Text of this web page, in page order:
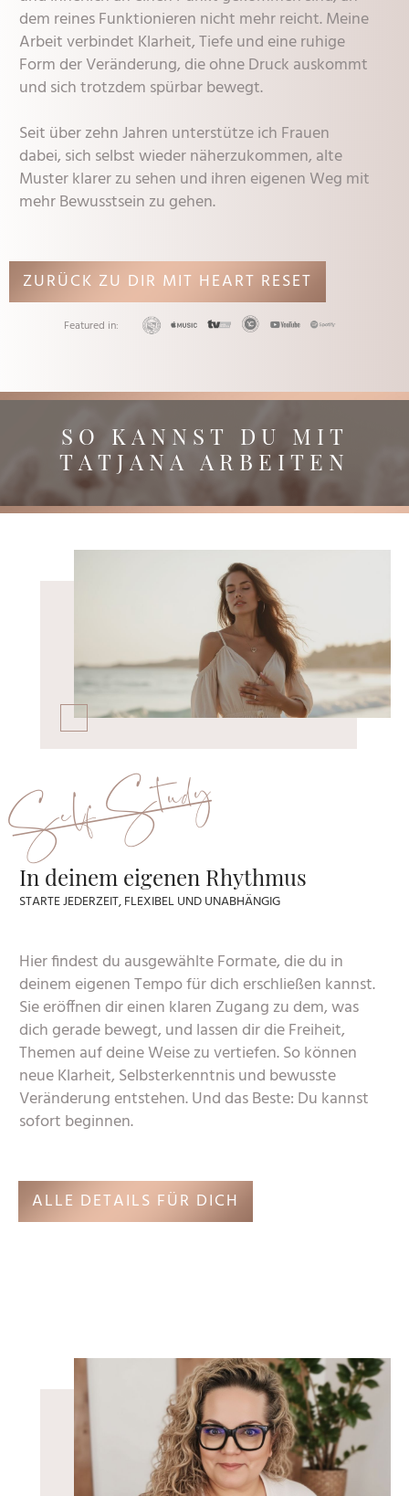
dem reines Funktionieren nicht mehr reicht. Meine
Arbeit verbindet Klarheit, Tiefe und eine ruhige
Form der Veränderung, die ohne Druck auskommt
und sich trotzdem spürbar bewegt.
Seit über zehn Jahren unterstütze ich Frauen
dabei, sich selbst wieder näherzukommen, alte
Muster klarer zu sehen und ihren eigenen Weg mit
mehr Bewusstsein zu gehen.
ZURÜCK ZU DIR MIT HEART RESET
Featured in:
SO KANNST DU MIT
TATJANA ARBEITEN
Study
In deinem eigenen Rhythmus
STARTE JEDERZEIT, FLEXIBEL UND UNABHÄNGIG
Hier findest du ausgewählte Formate, die du in
deinem eigenen Tempo für dich erschließen kannst.
Sie eröffnen dir einen klaren Zugang zu dem, was
dich gerade bewegt, und lassen dir die Freiheit,
Themen auf deine Weise zu vertiefen. So können
neue Klarheit, Selbsterkenntnis und bewusste
Veränderung entstehen. Und das Beste: Du kannst
sofort beginnen.
ALLE DETAILS FÜR DICH